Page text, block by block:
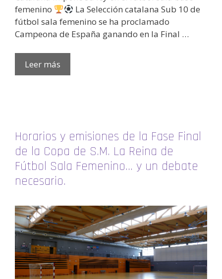
femenino
La Selección catalana Sub 10 de
fútbol sala femenino se ha proclamado
Campeona de España ganando en la Final …
Leer más
Horarios y emisiones de la Fase Final
de la Copa de S.M. La Reina de
Fútbol Sala Femenino… y un debate
necesario.